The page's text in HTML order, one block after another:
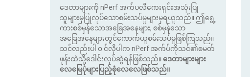
ဒေတာများကို nPerf အက်ပလီကေးရှင်းအသုံးပြု
သူများမှပြုလုပ်သောစမ်းသပ်မှုများမှရယူသည်။ ဤရွေ့
ကားစစ်မှန်သောအခြေအနေများ, စစ်မှန်သော
အခြေအနေများတွင်ကောက်ယူစမ်းသပ်မှုဖြစ်ကြသည်။
သင်လည်းပါ ၀ င်လိုပါက nPerf အက်ပ်ကိုသင်၏စမတ်
ဖုန်းထဲသို့ဒေါင်းလုပ်ဆွဲရန်ဖြစ်သည်။ဒေတာများများ
လေမြေပုံများပြည့်စုံလေလေဖြစ်သည်။